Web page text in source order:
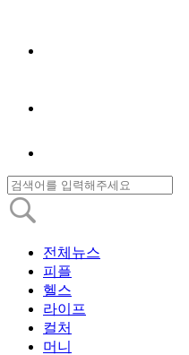
전체뉴스
피플
헬스
라이프
컬처
머니